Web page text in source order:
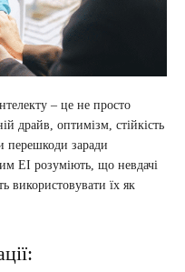
– це не просто
драйв, оптимізм, стійкість
перешкоди заради
ЕІ розуміють, що невдачі
використовувати їх як